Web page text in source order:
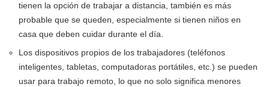
tienen la opción de trabajar a distancia, también es más
probable que se queden, especialmente si tienen niños en
casa que deben cuidar durante el día.
Los dispositivos propios de los trabajadores (teléfonos
inteligentes, tabletas, computadoras portátiles, etc.) se pueden
usar para trabajo remoto, lo que no solo significa menores